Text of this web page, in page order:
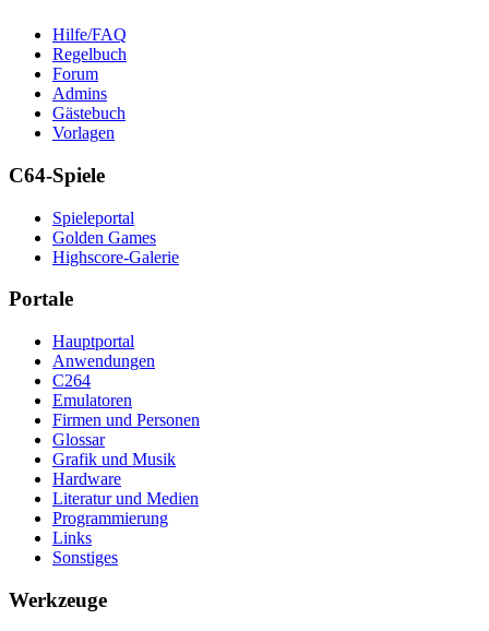
Hilfe/FAQ
Regelbuch
Forum
Admins
Gästebuch
Vorlagen
C64-Spiele
Spieleportal
Golden Games
Highscore-Galerie
Portale
Hauptportal
Anwendungen
C264
Emulatoren
Firmen und Personen
Glossar
Grafik und Musik
Hardware
Literatur und Medien
Programmierung
Links
Sonstiges
Werkzeuge